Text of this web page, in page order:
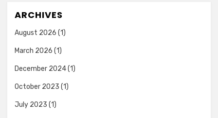
ARCHIVES
August 2026 (1)
March 2026 (1)
December 2024(1)
October 2023 (1)
July 2023 (1)